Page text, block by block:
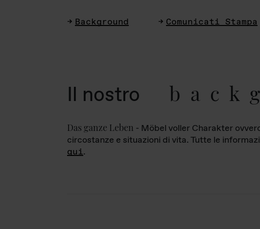
Background Comunicati Stampa
Il nostro
Das ganze Leben - Möbel voller Charakter
circostanze e situazioni di vita. Tutte le
qui.